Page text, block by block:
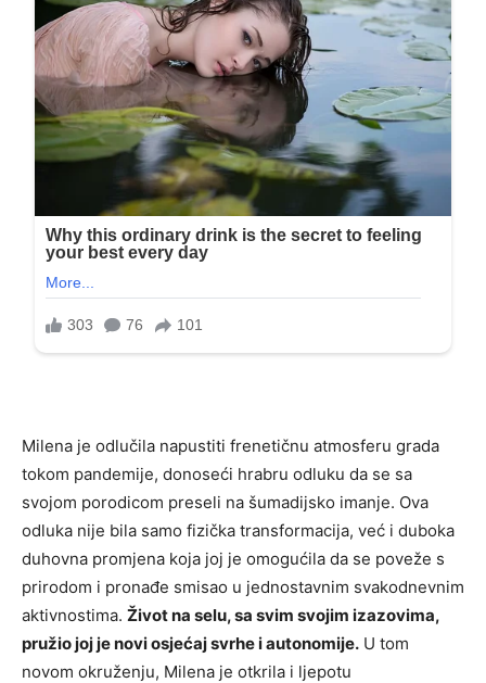
Milena je odlučila napustiti frenetičnu atmosferu grada
tokom pandemije, donoseći hrabru odluku da se sa
svojom porodicom preseli na šumadijsko imanje. Ova
odluka nije bila samo fizička transformacija, već i duboka
duhovna promjena koja joj je omogućila da se poveže s
prirodom i pronađe smisao u jednostavnim svakodnevnim
aktivnostima. Život na selu, sa svim svojim izazovima,
pružio joj je novi osjećaj svrhe i autonomije. U tom
novom okruženju, Milena je otkrila i ljepotu